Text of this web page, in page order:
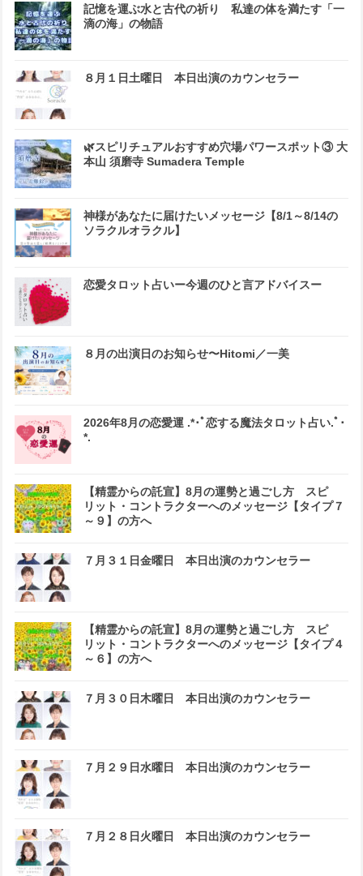
記憶を運ぶ水と古代の祈り 私達の体を満たす「一
滴の海」の物語
８月１日土曜日 本日出演のカウンセラー
🌿スピリチュアルおすすめ穴場パワースポット③ 大
本山 須磨寺 Sumadera Temple
神様があなたに届けたいメッセージ【8/1～8/14の
ソラクルオラクル】
恋愛タロット占いー今週のひと言アドバイスー
８月の出演日のお知らせ〜Hitomi／一美
2026年8月の恋愛運 .*･ﾟ恋する魔法タロット占い.ﾟ･
*.
【精霊からの託宣】8月の運勢と過ごし方 スピ
リット・コントラクターへのメッセージ【タイプ７
～９】の方へ
７月３１日金曜日 本日出演のカウンセラー
【精霊からの託宣】8月の運勢と過ごし方 スピ
リット・コントラクターへのメッセージ【タイプ４
～６】の方へ
７月３０日木曜日 本日出演のカウンセラー
７月２９日水曜日 本日出演のカウンセラー
７月２８日火曜日 本日出演のカウンセラー